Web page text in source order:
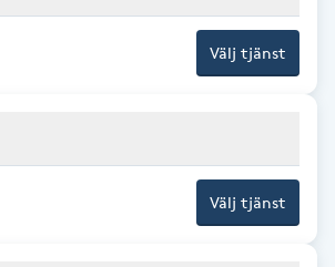
Välj tjänst
Välj tjänst